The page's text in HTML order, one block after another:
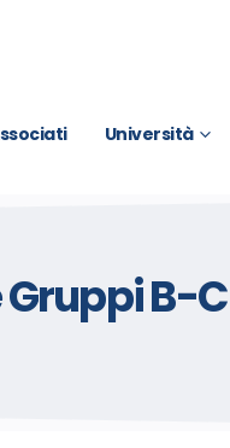
Università
B-